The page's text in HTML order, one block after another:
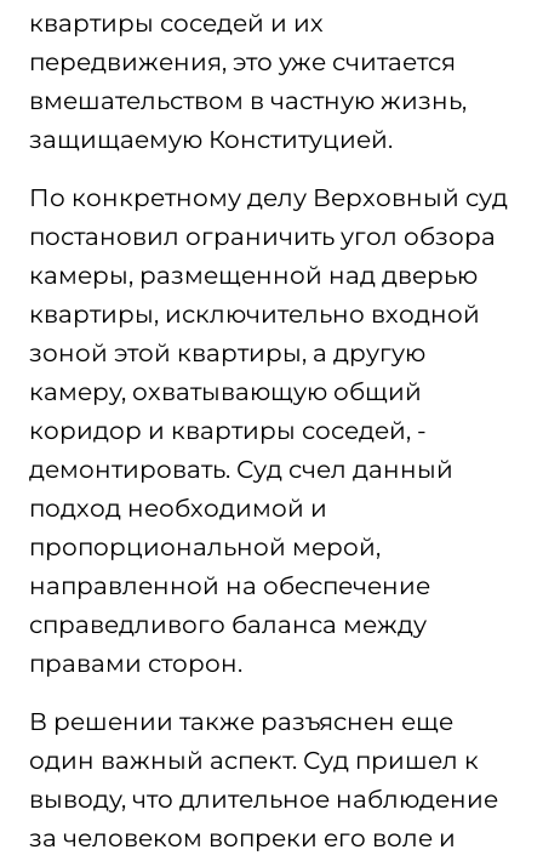
квартиры соседей и их
передвижения, это уже считается
вмешательством в частную жизнь,
защищаемую Конституцией.
По конкретному делу Верховный суд
постановил ограничить угол обзора
камеры, размещенной над дверью
квартиры, исключительно входной
зоной этой квартиры, а другую
камеру, охватывающую общий
коридор и квартиры соседей, -
демонтировать. Суд счел данный
подход необходимой и
пропорциональной мерой,
направленной на обеспечение
справедливого баланса между
правами сторон.
В решении также разъяснен еще
один важный аспект. Суд пришел к
выводу, что длительное наблюдение
за человеком вопреки его воле и